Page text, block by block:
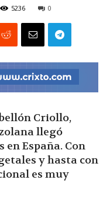
5236 0
Criollo,
llegó
España. Con
y hasta con
es muy